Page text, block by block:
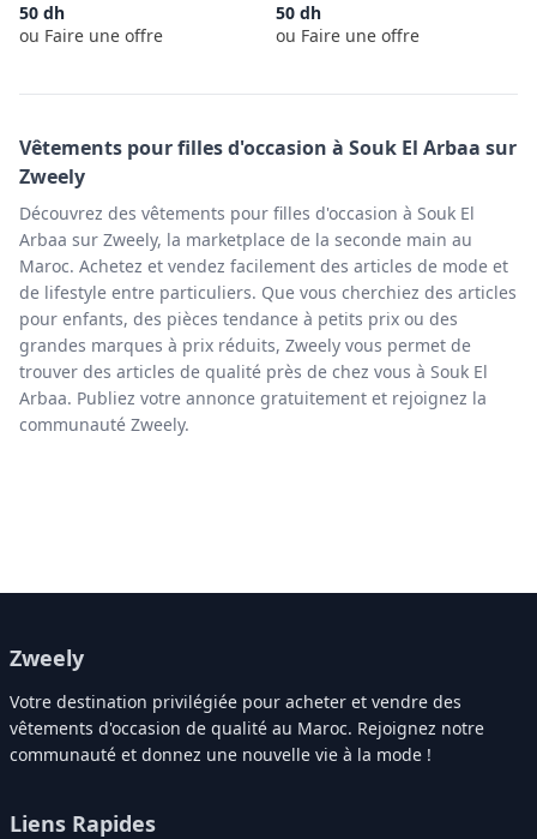
50 dh
ou Faire une offre
50 dh
ou Faire une offre
Vêtements pour fillesd'occasion à Souk El Arbaa sur
Zweely
Découvrez des vêtements pour filles d'occasion à Souk El
Arbaa sur Zweely, la marketplace de la seconde main au
Maroc. Achetez et vendez facilement des articles de mode et
de lifestyle entre particuliers. Que vous cherchiez des articles
pour enfants, des pièces tendance à petits prix ou des
grandes marques à prix réduits, Zweely vous permet de
trouver des articles de qualité près de chez vous à Souk El
Arbaa. Publiez votre annonce gratuitement et rejoignez la
communauté Zweely.
Zweely
Votre destination privilégiée pour acheter et vendre des
vêtements d'occasion de qualité au Maroc. Rejoignez notre
communauté et donnez une nouvelle vie à la mode !
Liens Rapides